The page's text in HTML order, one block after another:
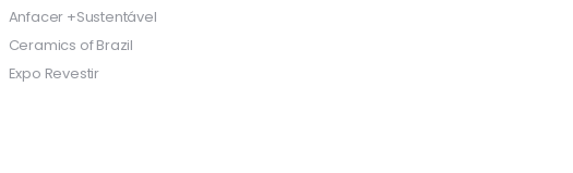
Anfacer +Sustentável
Ceramics of Brazil
Expo Revestir